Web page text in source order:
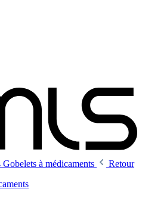
Gobelets à médicaments
Retour